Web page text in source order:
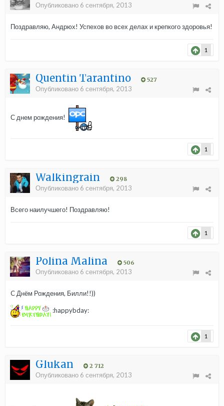
Опубликовано 6 сентября, 2013
Поздравляю, Андрюх! Успехов во всех делах и крепкого здоровья!
1
Quentin Tarantino 527
Опубликовано 6 сентября, 2013
С днем рождения!
1
Walkingrain 298
Опубликовано 6 сентября, 2013
Всего наилучшего! Поздравляю!
1
Polina Malina 506
Опубликовано 6 сентября, 2013
C Днём Рождения, Билли!!))
:happybday:
1
Glukan 2 712
Опубликовано 6 сентября, 2013